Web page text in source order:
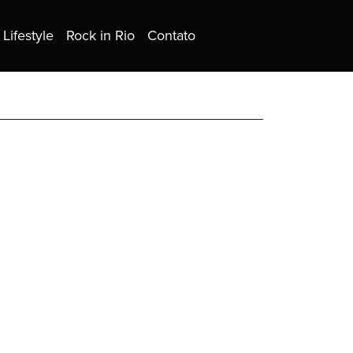
Lifestyle Rock in Rio Contato